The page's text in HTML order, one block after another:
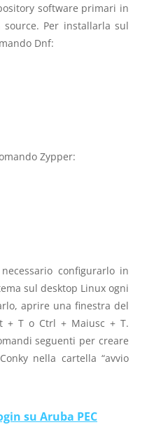
software primari in
Per installarla sul
Dnf:
Zypper:
configurarlo in
sul desktop Linux ogni
aprire una finestra del
+ T o Ctrl + Maiusc + T.
seguenti per creare
nella cartella “avvio
su Aruba PEC